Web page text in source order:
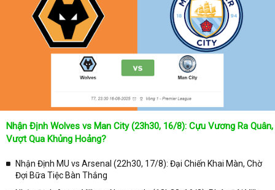
Nhận Định Wolves vs Man City (23h30, 16/8): Cựu Vương Ra Quân,
Vượt Qua Khủng Hoảng?
Nhận Định MU vs Arsenal (22h30, 17/8): Đại Chiến Khai Màn, Chờ
Đợi Bữa Tiệc Bàn Thắng